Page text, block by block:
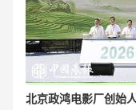
北京政鸿电影厂创始